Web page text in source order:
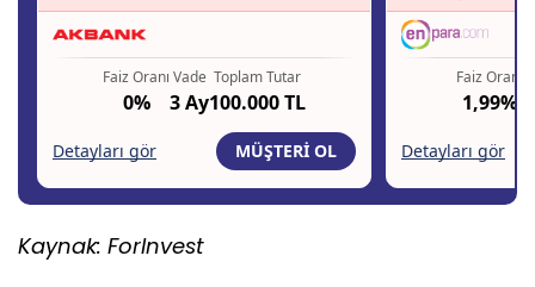
Kaynak: ForInvest